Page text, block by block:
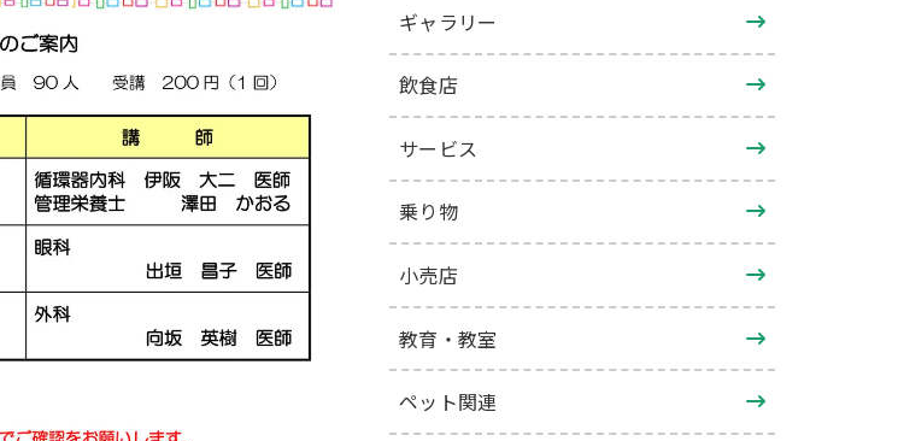
ギャラリー
飲食店
サービス
乗り物
小売店
教育・教室
ペット関連